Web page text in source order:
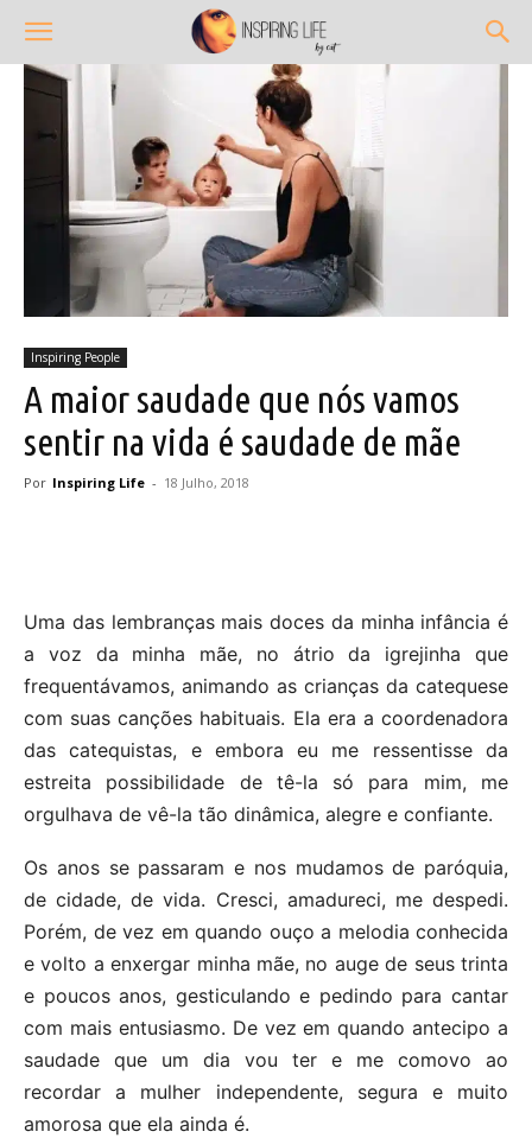
Inspiring People
A maior saudade que nós vamos
sentir na vida é saudade de mãe
Por Inspiring Life - 18 Julho, 2018
Uma das lembranças mais doces da minha infância é
a voz da minha mãe, no átrio da igrejinha que
frequentávamos, animando as crianças da catequese
com suas canções habituais. Ela era a coordenadora
das catequistas, e embora eu me ressentisse da
estreita possibilidade de tê-la só para mim, me
orgulhava de vê-la tão dinâmica, alegre e confiante.
Os anos se passaram e nos mudamos de paróquia,
de cidade, de vida. Cresci, amadureci, me despedi.
Porém, de vez em quando ouço a melodia conhecida
e volto a enxergar minha mãe, no auge de seus trinta
e poucos anos, gesticulando e pedindo para cantar
com mais entusiasmo. De vez em quando antecipo a
saudade que um dia vou ter e me comovo ao
recordar a mulher independente, segura e muito
amorosa que ela ainda é.